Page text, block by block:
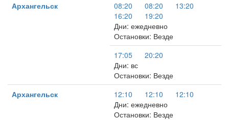
Архангельск
08:20 08:20
13:20
16:20
19:20
Дни: ежедневно
Остановки: Везде
17:05
20:20
Дни: вс
Остановки: Везде
Архангельск
12:10 12:10
12:10
Дни: ежедневно
Остановки: Везде